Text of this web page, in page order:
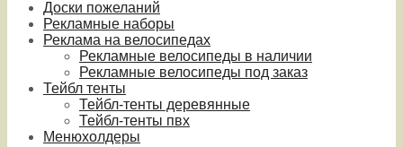
Доски пожеланий
Рекламные наборы
Реклама на велосипедах
Рекламные велосипеды в наличии
Рекламные велосипеды под заказ
Тейбл тенты
Тейбл-тенты деревянные
Тейбл-тенты пвх
Менюхолдеры